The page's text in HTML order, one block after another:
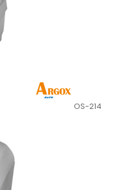
OS-214